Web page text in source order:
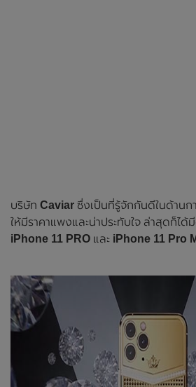
บริษัท Caviar ซึ่งเป็นที่รู้จักกันดีในด้าน
ให้มีราคาแพงและน่าประทับใจ ล่าสุดก็ได้
iPhone 11 PRO และ iPhone 11 Pro